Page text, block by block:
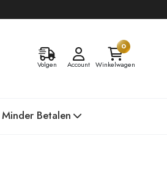
Volgen Account
0
Winkelwagen
Betalen